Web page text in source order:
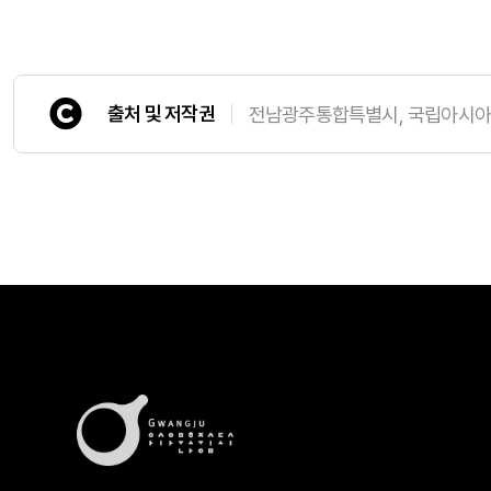
출처 및 저작권 전남광주통합특별시, 국립아시